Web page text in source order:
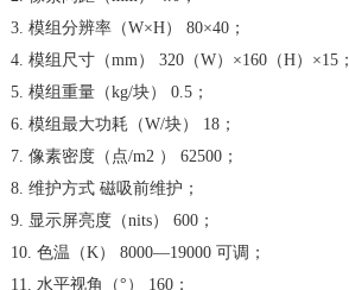
3. 模组分辨率（W×H） 80×40；
4. 模组尺寸（mm） 320（W）×160（H）×15；
5. 模组重量（kg/块） 0.5；
6. 模组最大功耗（W/块） 18；
7. 像素密度（点/m2 ） 62500；
8. 维护方式 磁吸前维护；
9. 显示屏亮度（nits） 600；
10. 色温（K） 8000—19000 可调；
11. 水平视角（°） 160；